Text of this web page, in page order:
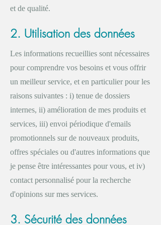
et de qualité.
2. Utilisation des données
Les informations recueillies sont nécessaires
pour comprendre vos besoins et vous offrir
un meilleur service, et en particulier pour les
raisons suivantes : i) tenue de dossiers
internes, ii) amélioration de mes produits et
services, iii) envoi périodique d'emails
promotionnels sur de nouveaux produits,
offres spéciales ou d'autres informations que
je pense être intéressantes pour vous, et iv)
contact personnalisé pour la recherche
d'opinions sur mes services.
3. Sécurité des données